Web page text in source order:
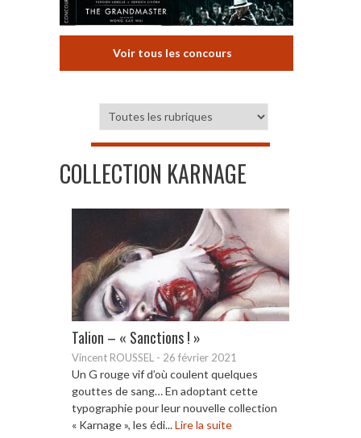
Voir tous les concours
COLLECTION KARNAGE
Talion – « Sanctions ! »
Vincent ROUSSEL - 26 février 2021
Un G rouge vif d’où coulent quelques
gouttes de sang… En adoptant cette
typographie pour leur nouvelle collection
« Karnage », les édi...Lire la suite